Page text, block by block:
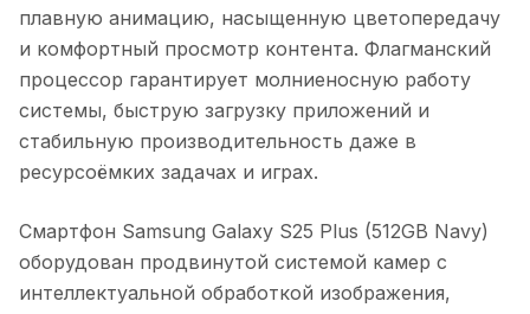
плавную анимацию, насыщенную цветопередачу
и комфортный просмотр контента. Флагманский
процессор гарантирует молниеносную работу
системы, быструю загрузку приложений и
стабильную производительность даже в
ресурсоёмких задачах и играх.
Смартфон Samsung Galaxy S25 Plus (512GB Navy)
оборудован продвинутой системой камер с
интеллектуальной обработкой изображения,